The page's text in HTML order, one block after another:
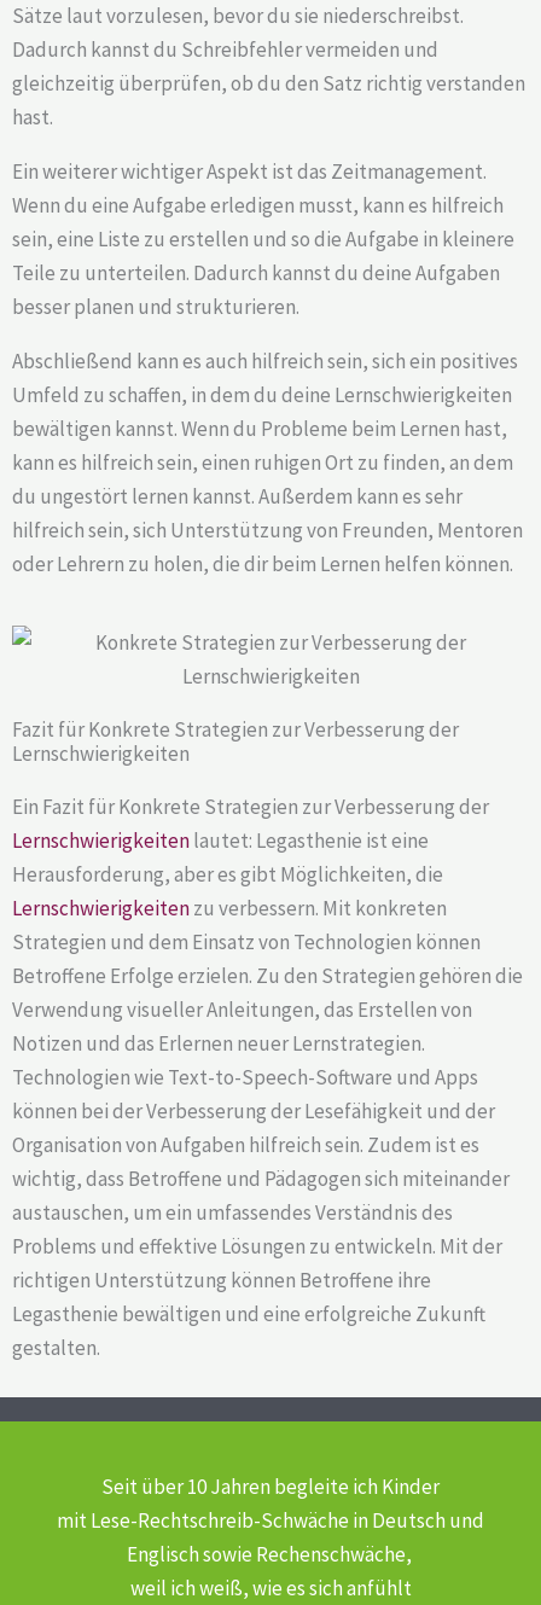
Sätze laut vorzulesen, bevor du sie niederschreibst.
Dadurch kannst du Schreibfehler vermeiden und
gleichzeitig überprüfen, ob du den Satz richtig verstanden
hast.
Ein weiterer wichtiger Aspekt ist das Zeitmanagement.
Wenn du eine Aufgabe erledigen musst, kann es hilfreich
sein, eine Liste zu erstellen und so die Aufgabe in kleinere
Teile zu unterteilen. Dadurch kannst du deine Aufgaben
besser planen und strukturieren.
Abschließend kann es auch hilfreich sein, sich ein positives
Umfeld zu schaffen, in dem du deine Lernschwierigkeiten
bewältigen kannst. Wenn du Probleme beim Lernen hast,
kann es hilfreich sein, einen ruhigen Ort zu finden, an dem
du ungestört lernen kannst. Außerdem kann es sehr
hilfreich sein, sich Unterstützung von Freunden, Mentoren
oder Lehrern zu holen, die dir beim Lernen helfen können.
Fazit für Konkrete Strategien zur Verbesserung der
Lernschwierigkeiten
Ein Fazit für Konkrete Strategien zur Verbesserung der
Lernschwierigkeitenlautet: Legasthenie ist eine
Herausforderung, aber es gibt Möglichkeiten, die
Lernschwierigkeitenzu verbessern. Mit konkreten
Strategien und dem Einsatz von Technologien können
Betroffene Erfolge erzielen. Zu den Strategien gehören die
Verwendung visueller Anleitungen, das Erstellen von
Notizen und das Erlernen neuer Lernstrategien.
Technologien wie Text-to-Speech-Software und Apps
können bei der Verbesserung der Lesefähigkeit und der
Organisation von Aufgaben hilfreich sein. Zudem ist es
wichtig, dass Betroffene und Pädagogen sich miteinander
austauschen, um ein umfassendes Verständnis des
Problems und effektive Lösungen zu entwickeln. Mit der
richtigen Unterstützung können Betroffene ihre
Legasthenie bewältigen und eine erfolgreiche Zukunft
gestalten.
Seit über 10 Jahren begleite ich Kinder
mit Lese-Rechtschreib-Schwächein Deutsch und
Englisch sowie Rechenschwäche,
weil ich weiß, wie es sich anfühlt